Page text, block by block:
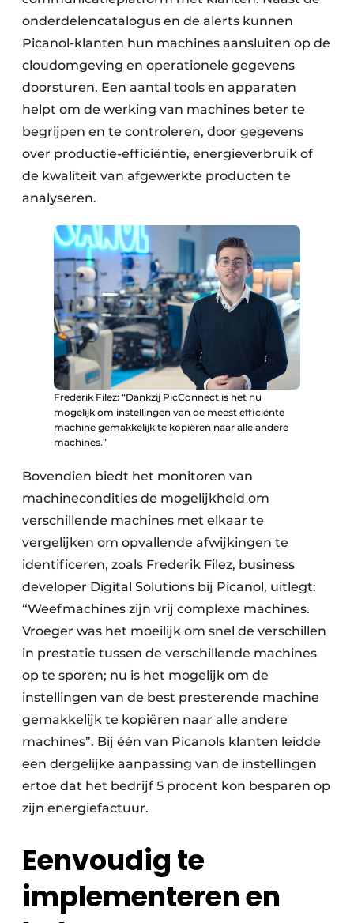
onderdelencatalogus en de alerts kunnen
Picanol-klanten hun machines aansluiten op de
cloudomgeving en operationele gegevens
doorsturen. Een aantal tools en apparaten
helpt om de werking van machines beter te
begrijpen en te controleren, door gegevens
over productie-efficiëntie, energieverbruik of
de kwaliteit van afgewerkte producten te
analyseren.
Frederik Filez: “Dankzij PicConnect is het nu
mogelijk om instellingen van de meest efficiënte
machine gemakkelijk te kopiëren naar alle andere
machines.”
Bovendien biedt het monitoren van
machinecondities de mogelijkheid om
verschillende machines met elkaar te
vergelijken om opvallende afwijkingen te
identificeren, zoals Frederik Filez, business
developer Digital Solutions bij Picanol, uitlegt:
“Weefmachines zijn vrij complexe machines.
Vroeger was het moeilijk om snel de verschillen
in prestatie tussen de verschillende machines
op te sporen; nu is het mogelijk om de
instellingen van de best presterende machine
gemakkelijk te kopiëren naar alle andere
machines”. Bij één van Picanols klanten leidde
een dergelijke aanpassing van de instellingen
ertoe dat het bedrijf 5 procent kon besparen op
zijn energiefactuur.
Eenvoudig te
implementeren en